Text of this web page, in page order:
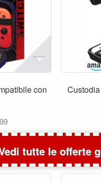
con
tutte le offerte